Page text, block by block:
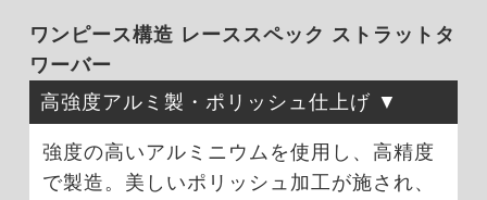
ワンピース構造 レーススペック ストラットタ
ワーバー
高強度アルミ製・ポリッシュ仕上げ
強度の高いアルミニウムを使用し、高精度
で製造。美しいポリッシュ加工が施され、